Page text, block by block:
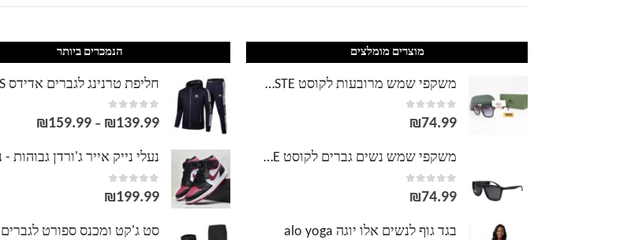
מוצרים מומלצים
משקפי שמש מרובעות לקוסט LACOSTE
0
out of 5
₪74.99
משקפי שמש נשים גברים לקוסט LACOSTE
0
out of 5
₪74.99
בגד גוף לנשים אלו יוגה alo yoga
הנמכרים ביותר
חליפת טרנינג לגברים אדידס ADIDAS
0
out of 5
₪139.99
–
₪159.99
טווח
0
out of 5
₪199.99